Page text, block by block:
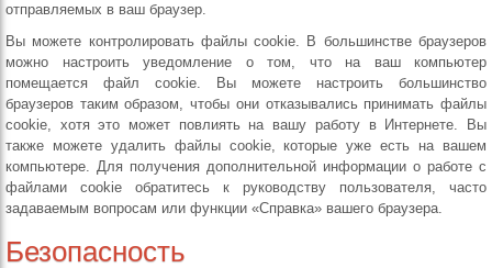
отправляемых в ваш браузер.
Вы можете контролировать файлы cookie. В большинстве браузеров
можно настроить уведомление о том, что на ваш компьютер
помещается файл cookie. Вы можете настроить большинство
браузеров таким образом, чтобы они отказывались принимать файлы
cookie, хотя это может повлиять на вашу работу в Интернете. Вы
также можете удалить файлы cookie, которые уже есть на вашем
компьютере. Для получения дополнительной информации о работе с
файлами cookie обратитесь к руководству пользователя, часто
задаваемым вопросам или функции «Справка» вашего браузера.
Безопасность